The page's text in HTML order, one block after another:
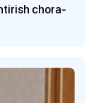
chora-